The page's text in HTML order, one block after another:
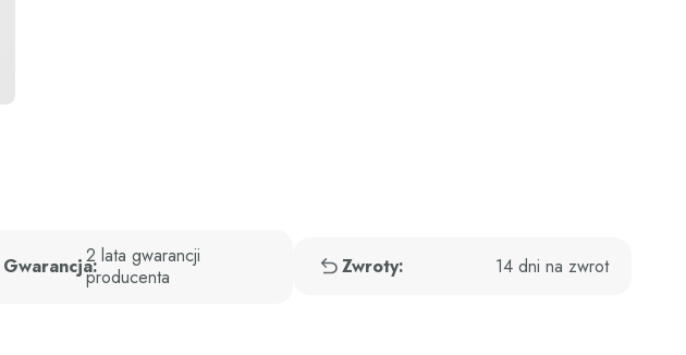
Gwarancja:2 lata gwarancji
producenta
Zwroty: 14 dni na zwrot